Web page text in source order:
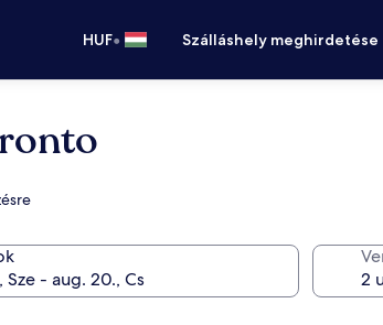
HUF• Szálláshely meghirdetése